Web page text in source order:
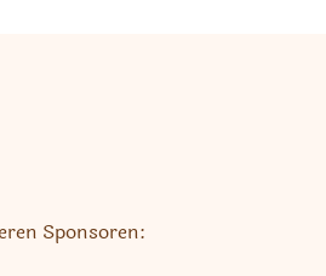
Sponsoren: